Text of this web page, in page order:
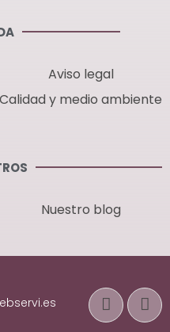
Aviso legal
Calidad y medio ambiente
Nuestro blog